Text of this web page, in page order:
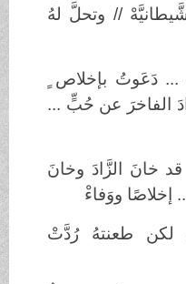
// وتحلَّ لهُ
دَعَوتُ بإخلاص
الفاخرَ عن حُبٍّ ...
خانَ الزَّادَ وخانَ
ووَفاءْ
طعنتهُ رُدَّتْ